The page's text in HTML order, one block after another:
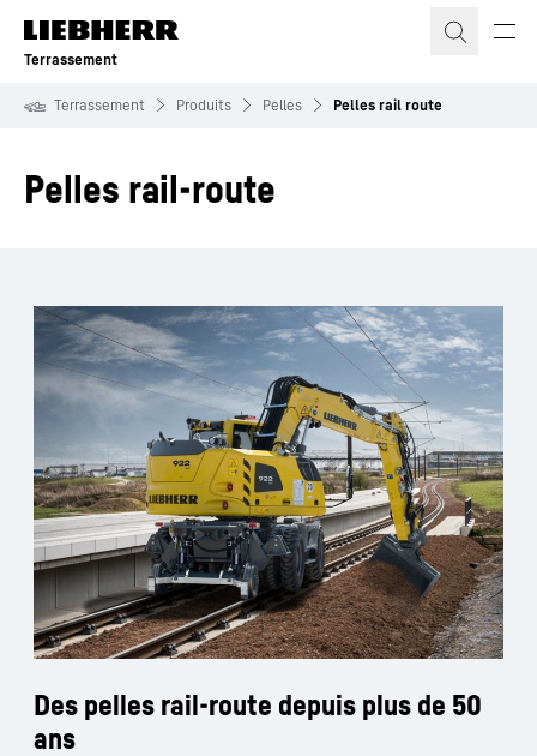
Terrassement
Terrassement Produits Pelles Pelles rail route
Pelles rail-route
Des pelles rail-route depuis plus de 50
ans